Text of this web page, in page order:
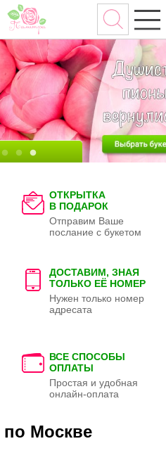
ОТКРЫТКА
В ПОДАРОК
Отправим Ваше
послание с букетом
ДОСТАВИМ, ЗНАЯ
ТОЛЬКО ЕЁ НОМЕР
Нужен только номер
адресата
ВСЕ СПОСОБЫ
ОПЛАТЫ
Простая и удобная
онлайн-оплата
по Москве